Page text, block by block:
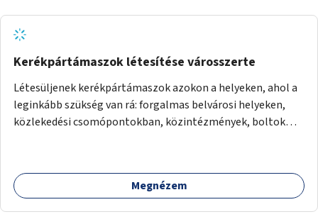
Kerékpártámaszok létesítése városszerte
Létesüljenek kerékpártámaszok azokon a helyeken, ahol a
leginkább szükség van rá: forgalmas belvárosi helyeken,
közlekedési csomópontokban, közintézmények, boltok
Megnézem